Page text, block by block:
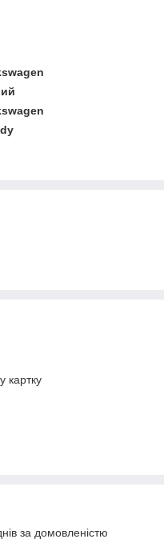
картку
за домовленістю